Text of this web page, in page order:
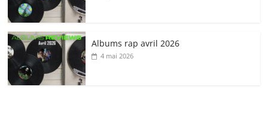
Albums rap avril 2026
4 mai 2026